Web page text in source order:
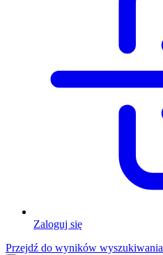
Zaloguj się
Przejdź do wyników wyszukiwania